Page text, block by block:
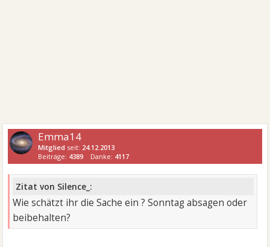
Emma14
Mitglied seit: 24.12.2013
Beiträge: 4389 Danke: 4117
Zitat von Silence_:
Wie schätzt ihr die Sache ein ? Sonntag absagen oder
beibehalten?